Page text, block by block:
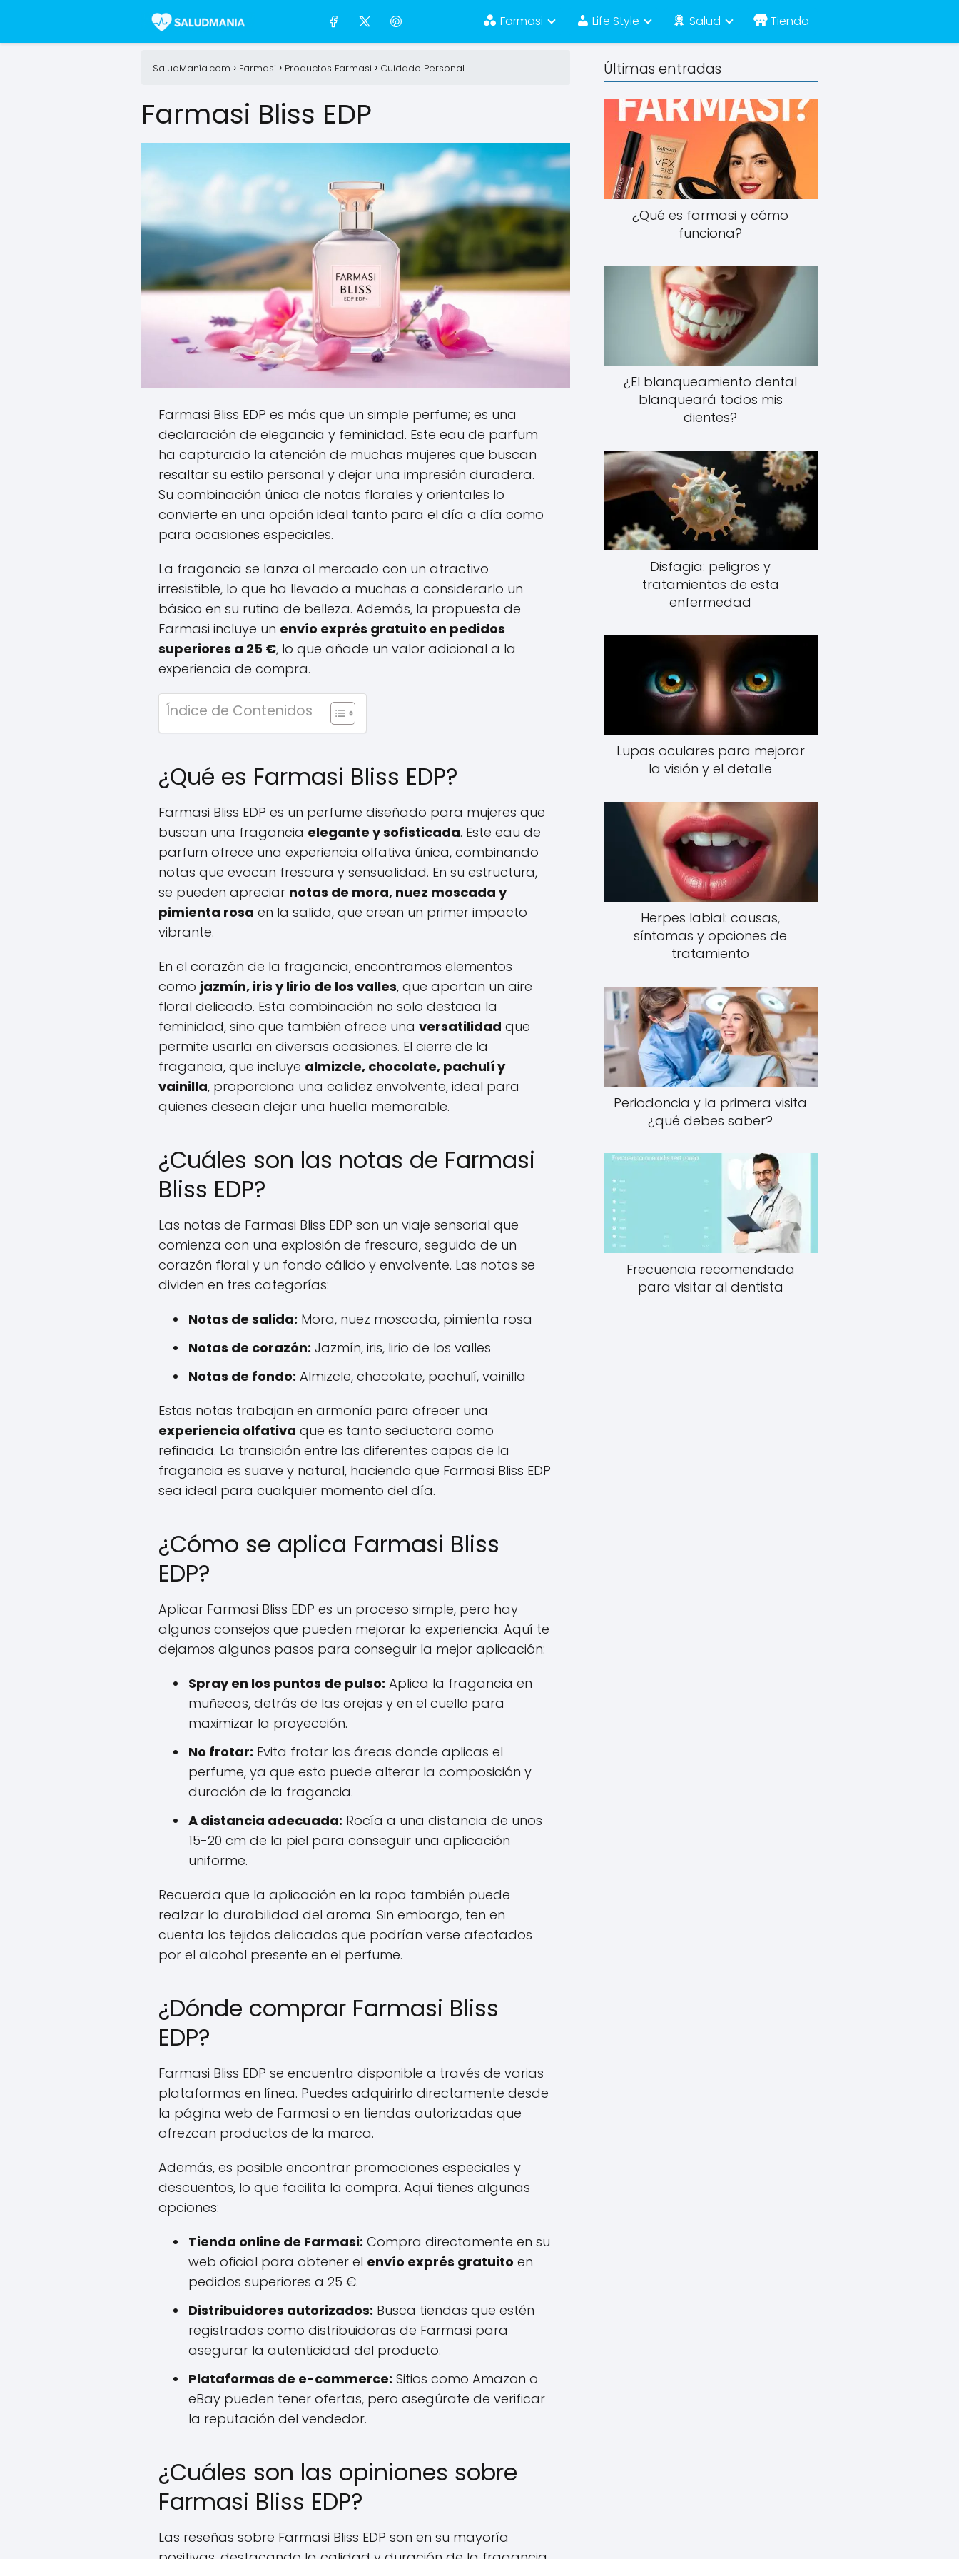
Farmasi Life Style Salud Tienda
SaludManía.com Farmasi Productos Farmasi Cuidado Personal
Farmasi Bliss EDP
Farmasi Bliss EDP es más que un simple perfume; es una
declaración de elegancia y feminidad. Este eau de parfum
ha capturado la atención de muchas mujeres que buscan
resaltar su estilo personal y dejar una impresión duradera.
Su combinación única de notas florales y orientales lo
convierte en una opción ideal tanto para el día a día como
para ocasiones especiales.
La fragancia se lanza al mercado con un atractivo
irresistible, lo que ha llevado a muchas a considerarlo un
básico en su rutina de belleza. Además, la propuesta de
Farmasi incluye un envío exprés gratuito en pedidos
superiores a 25 €, lo que añade un valor adicional a la
experiencia de compra.
Índice de Contenidos
¿Qué es Farmasi Bliss EDP?
Farmasi Bliss EDP es un perfume diseñado para mujeres que
buscan una fragancia elegante y sofisticada. Este eau de
parfum ofrece una experiencia olfativa única, combinando
notas que evocan frescura y sensualidad. En su estructura,
se pueden apreciar notas de mora, nuez moscada y
pimienta rosa en la salida, que crean un primer impacto
vibrante.
En el corazón de la fragancia, encontramos elementos
como jazmín, iris y lirio de los valles, que aportan un aire
floral delicado. Esta combinación no solo destaca la
feminidad, sino que también ofrece una versatilidad que
permite usarla en diversas ocasiones. El cierre de la
fragancia, que incluye almizcle, chocolate, pachulí y
vainilla, proporciona una calidez envolvente, ideal para
quienes desean dejar una huella memorable.
¿Cuáles son las notas de Farmasi
Bliss EDP?
Las notas de Farmasi Bliss EDP son un viaje sensorial que
comienza con una explosión de frescura, seguida de un
corazón floral y un fondo cálido y envolvente. Las notas se
dividen en tres categorías:
Notas de salida: Mora, nuez moscada, pimienta rosa
Notas de corazón: Jazmín, iris, lirio de los valles
Notas de fondo: Almizcle, chocolate, pachulí, vainilla
Estas notas trabajan en armonía para ofrecer una
experiencia olfativa que es tanto seductora como
refinada. La transición entre las diferentes capas de la
fragancia es suave y natural, haciendo que Farmasi Bliss EDP
sea ideal para cualquier momento del día.
¿Cómo se aplica Farmasi Bliss
EDP?
Aplicar Farmasi Bliss EDP es un proceso simple, pero hay
algunos consejos que pueden mejorar la experiencia. Aquí te
dejamos algunos pasos para conseguir la mejor aplicación:
Spray en los puntos de pulso: Aplica la fragancia en
muñecas, detrás de las orejas y en el cuello para
maximizar la proyección.
No frotar: Evita frotar las áreas donde aplicas el
perfume, ya que esto puede alterar la composición y
duración de la fragancia.
A distancia adecuada: Rocía a una distancia de unos
15-20 cm de la piel para conseguir una aplicación
uniforme.
Recuerda que la aplicación en la ropa también puede
realzar la durabilidad del aroma. Sin embargo, ten en
cuenta los tejidos delicados que podrían verse afectados
por el alcohol presente en el perfume.
¿Dónde comprar Farmasi Bliss
EDP?
Farmasi Bliss EDP se encuentra disponible a través de varias
plataformas en línea. Puedes adquirirlo directamente desde
la página web de Farmasi o en tiendas autorizadas que
ofrezcan productos de la marca.
Además, es posible encontrar promociones especiales y
descuentos, lo que facilita la compra. Aquí tienes algunas
opciones:
Tienda online de Farmasi: Compra directamente en su
web oficial para obtener el envío exprés gratuito en
pedidos superiores a 25 €.
Distribuidores autorizados: Busca tiendas que estén
registradas como distribuidoras de Farmasi para
asegurar la autenticidad del producto.
Plataformas de e-commerce: Sitios como Amazon o
eBay pueden tener ofertas, pero asegúrate de verificar
la reputación del vendedor.
¿Cuáles son las opiniones sobre
Farmasi Bliss EDP?
Las reseñas sobre Farmasi Bliss EDP son en su mayoría
Últimas entradas
¿Qué es farmasi y cómo
funciona?
¿El blanqueamiento dental
blanqueará todos mis
dientes?
Disfagia: peligros y
tratamientos de esta
enfermedad
Lupas oculares para mejorar
la visión y el detalle
Herpes labial: causas,
síntomas y opciones de
tratamiento
Periodoncia y la primera visita
¿qué debes saber?
Frecuencia recomendada
para visitar al dentista